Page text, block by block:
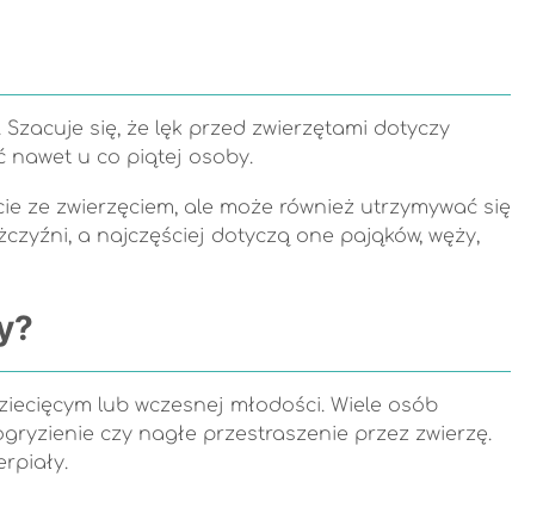
się, że lęk przed zwierzętami dotyczy
nawet u co piątej osoby.
ze zwierzęciem, ale może również utrzymywać się
a najczęściej dotyczą one pająków, węży,
lub wczesnej młodości. Wiele osób
czy nagłe przestraszenie przez zwierzę.